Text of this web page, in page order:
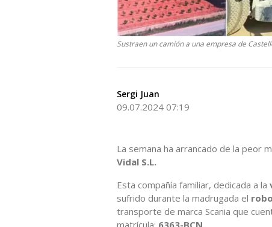
Sustraen un camión a una empresa de
Sergi Juan
09.07.2024 07:19
La semana ha arrancado de la peor
Vidal S.L.
Esta compañía familiar, dedicada a la
sufrido durante la madrugada el
transporte de marca Scania que
matrícula: 6363-BCN.